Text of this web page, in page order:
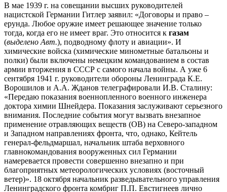
В мае 1939 г. на совещании высших руководителей
нацистской Германии Гитлер заявил: «Договоры и право –
ерунда. Любое оружие имеет решающее значение только
тогда, когда его не имеет враг. Это относится к газам
(выделено Авт.), подводному флоту и авиации». И
химические войска (химические минометные батальоны и
полки) были включены немецким командованием в состав
армии вторжения в СССР с самого начала войны. А уже 6
сентября 1941 г. руководители обороны Ленинграда К.Е.
Ворошилов и А.А. Жданов телеграфировали И.В. Сталину:
«Передаю показания военнопленного военного инженера
доктора химии Шнейдера. Показания заслуживают серьезного
внимания. Последние события могут вызвать внезапное
применение отравляющих веществ (ОВ) на Северо-западном
и Западном направлениях фронта, что, однако, Кейтель
генерал-фельдмаршал, начальник штаба верховного
главнокомандования вооруженных сил Германии
намеревается провести совершенно внезапно и при
благоприятных метеорологических условиях (восточный
ветер)». 18 октября начальник разведывательного управления
Ленинградского фронта комбриг П.П. Евстигнеев лично